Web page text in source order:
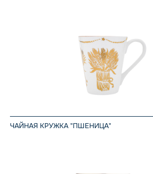
ЧАЙНАЯ КРУЖКА "ПШЕНИЦА"